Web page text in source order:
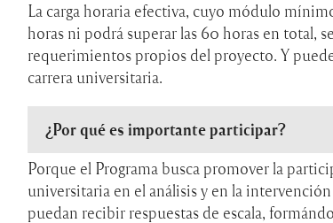
La carga horaria efectiva, cuyo módulo
horas ni podrá superar las 60 horas en total,
requerimientos propios del proyecto. Y
carrera universitaria.
¿Por qué es importante participar?
Porque el Programa busca promover la
universitaria en el análisis y en la
puedan recibir respuestas de escala,